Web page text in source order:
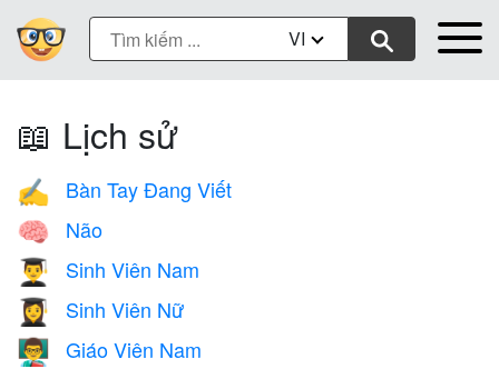
VI
📖 Lịch sử
✍️ Bàn Tay Đang Viết
🧠 Não
👨‍🎓 Sinh Viên Nam
👩‍🎓 Sinh Viên Nữ
👨‍🏫 Giáo Viên Nam